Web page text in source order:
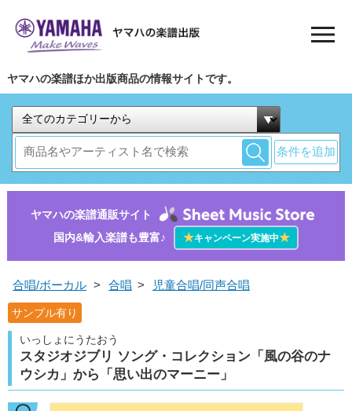
ヤマハの楽譜ほか出版商品の情報サイトです。
条件を追加
ヤマハの楽譜通販サイト
国内&輸入楽譜も豊富♪
★キャンペーン実施中★
合唱/ボーカル > 合唱 > 児童合唱/同声合唱
サンプル有り
いっしょにうたおう
スタジオジブリ ソング・コレクション「風の谷のナ
ウシカ」から「思い出のマーニー」